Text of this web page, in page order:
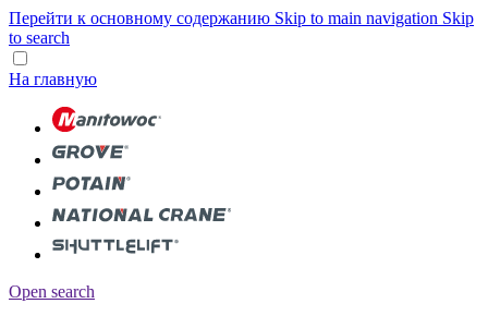
Перейти к основному содержанию Skip to main navigation Skip
to search
На главную
Open search